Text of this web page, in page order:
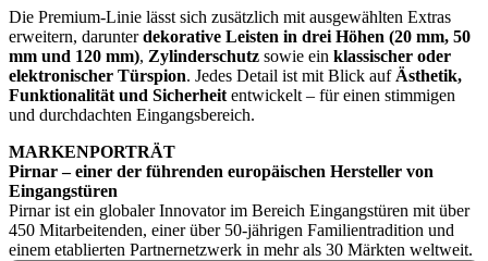
Die Premium-Linie lässt sich zusätzlich mit ausgewählten Extras
erweitern, darunterdekorative Leisten in drei Höhen (20 mm, 50
mm und 120 mm), Zylinderschutz sowie ein klassischer oder
elektronischer Türspion. Jedes Detail ist mit Blick auf Ästhetik,
Funktionalität und Sicherheit entwickelt – für einen stimmigen
und durchdachten Eingangsbereich.
MARKENPORTRÄT
Pirnar – einer der führenden europäischen Hersteller von
Eingangstüren
Pirnar ist ein globaler Innovator im Bereich Eingangstüren mit über
450 Mitarbeitenden, einer über 50-jährigen Familientradition und
einem etablierten Partnernetzwerk in mehr als 30 Märkten weltweit.